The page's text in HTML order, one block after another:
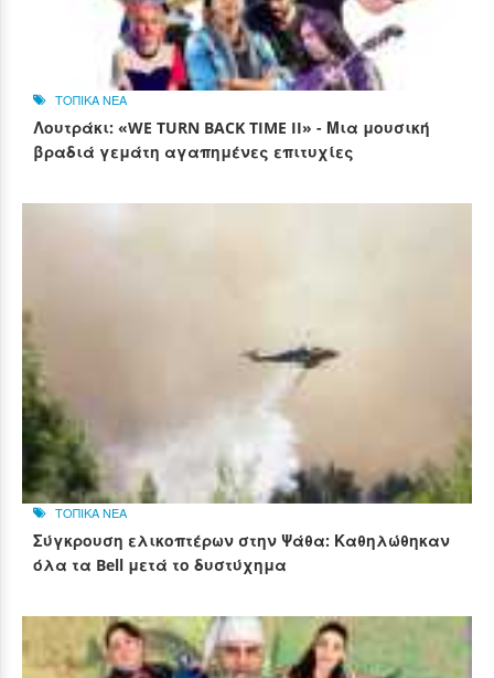
ΤΟΠΙΚΑ ΝΕΑ
Λουτράκι: «WE TURN BACK TIME II» - Μια μουσική
βραδιά γεμάτη αγαπημένες επιτυχίες
ΤΟΠΙΚΑ ΝΕΑ
Σύγκρουση ελικοπτέρων στην Ψάθα: Καθηλώθηκαν
όλα τα Bell μετά το δυστύχημα